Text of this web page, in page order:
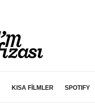
KISA FİLMLER SPOTIFY